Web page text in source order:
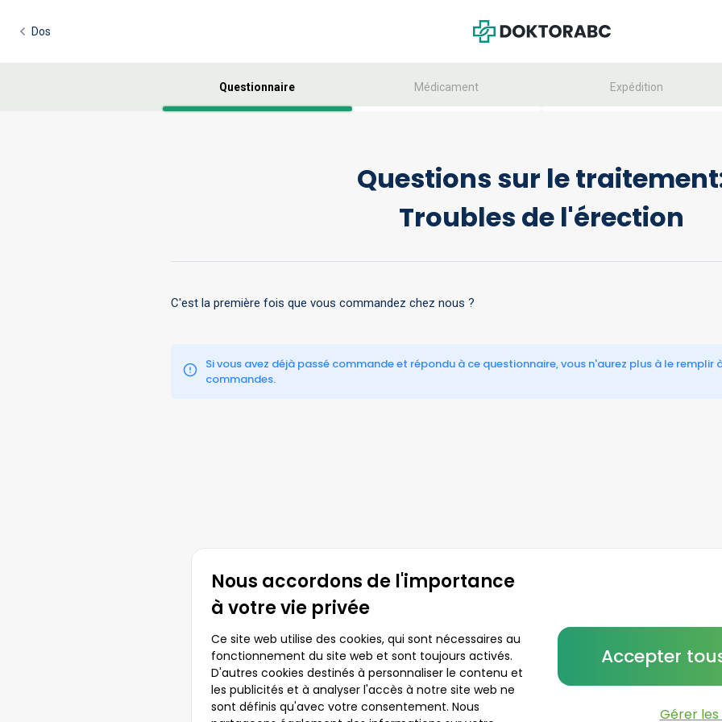
Dos
Questionnaire Médicament Expédition
Questions sur le
Troubles de l'érection
C'est la première fois que vous commandez chez nous ?
Si vous avez déjà passé commande et répondu à ce questionnaire, vous n'aurez plus à le remplir
commandes.
Nous accordons de l'importance
à votre vie privée
Ce site web utilise des cookies, qui sont nécessaires au
fonctionnement du site web et sont toujours activés.
D'autres cookies destinés à personnaliser le contenu et
les publicités et à analyser l'accès à notre site web ne
sont définis qu'avec votre consentement. Nous
Accepter
Gérer